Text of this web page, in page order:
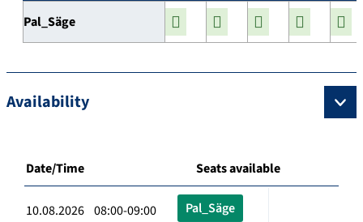
Pal_Säge
Availability
Date/Time Seats available
10.08.2026 08:00-09:00 Pal_Säge